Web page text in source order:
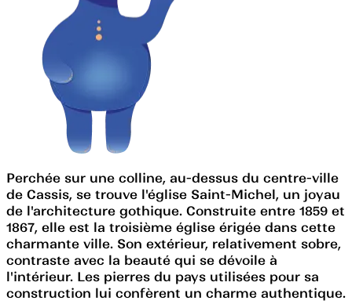
Perchée sur une colline, au-dessus du centre-ville
de Cassis, se trouve l'église Saint-Michel, un joyau
de l'architecture gothique. Construite entre 1859 et
1867, elle est la troisième église érigée dans cette
charmante ville. Son extérieur, relativement sobre,
contraste avec la beauté qui se dévoile à
l'intérieur. Les pierres du pays utilisées pour sa
construction lui confèrent un charme authentique.